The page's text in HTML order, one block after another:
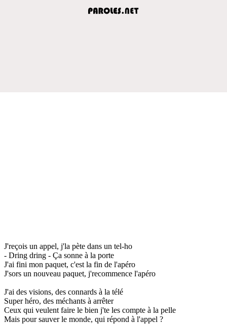
J'reçois un appel, j'la pète dans un tel-ho
- Dring dring - Ça sonne à la porte
J'ai fini mon paquet, c'est la fin de l'apéro
J'sors un nouveau paquet, j'recommence l'apéro
J'ai des visions, des connards à la télé
Super héro, des méchants à arrêter
Ceux qui veulent faire le bien j'te les compte à la pelle
Mais pour sauver le monde, qui répond à l'appel ?